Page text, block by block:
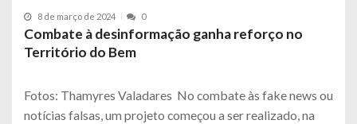
8 de março de 2024 0
Combate à desinformação ganha reforço no
Território do Bem
Fotos: Thamyres Valadares No combate às fake news ou
notícias falsas, um projeto começou a ser realizado, na